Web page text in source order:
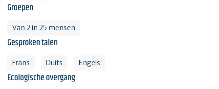
Groepen
Van 2 in 25 mensen
Gesproken talen
Frans Duits Engels
Ecologische overgang